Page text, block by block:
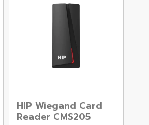
HIP Wiegand Card
Reader CMS205